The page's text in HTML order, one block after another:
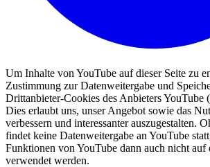
Um Inhalte von YouTube auf dieser Seite zu
Zustimmung zur Datenweitergabe und
Drittanbieter-Cookies des Anbieters YouTube
Dies erlaubt uns, unser Angebot sowie das
verbessern und interessanter auszugestalten.
findet keine Datenweitergabe an YouTube
Funktionen von YouTube dann auch nicht auf
verwendet werden.